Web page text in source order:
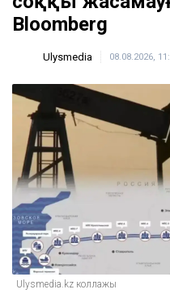
Bloomberg
Ulysmedia 08.08.2026,
Ulysmedia.kz коллажы